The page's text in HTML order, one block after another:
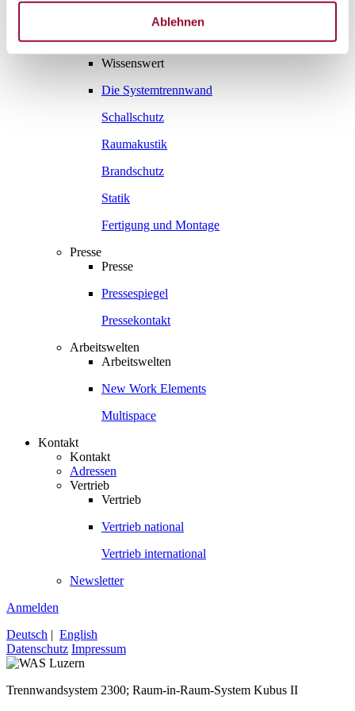
Ablehnen
Gesamtprospekte
Wissenswert
Die Systemtrennwand
Schallschutz
Raumakustik
Brandschutz
Statik
Fertigung und Montage
Presse
Presse
Pressespiegel
Pressekontakt
Arbeitswelten
Arbeitswelten
New Work Elements
Multispace
Kontakt
Kontakt
Adressen
Vertrieb
Vertrieb
Vertrieb national
Vertrieb international
Newsletter
Anmelden
Deutsch | English
Datenschutz Impressum
Trennwandsystem 2300; Raum-in-Raum-System Kubus II